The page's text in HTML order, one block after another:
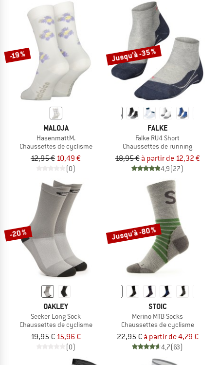
-19 %
MALOJA
HasenmattM.
Chaussettes de cyclisme
12,95 € 10,49 €
(0)
Jusqu'à -35 %
FALKE
Falke RU4 Short
Chaussettes de running
18,95 € à partir de 12,32 €
4,9(27)
-20 %
OAKLEY
Seeker Long Sock
Chaussettes de cyclisme
19,95 € 15,96 €
(0)
Jusqu'à -80 %
STOIC
Merino MTB Socks
Chaussettes de cyclisme
22,95 € à partir de 4,79 €
4,7(63)